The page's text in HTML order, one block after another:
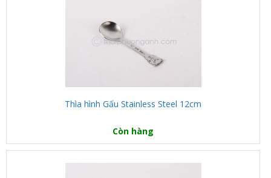
Thìa hình Gấu Stainless Steel 12cm
Còn hàng